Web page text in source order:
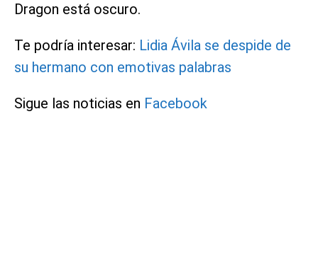
Dragon está oscuro.
Te podría interesar: Lidia Ávila se despide de
su hermano con emotivas palabras
Sigue las noticias en Facebook